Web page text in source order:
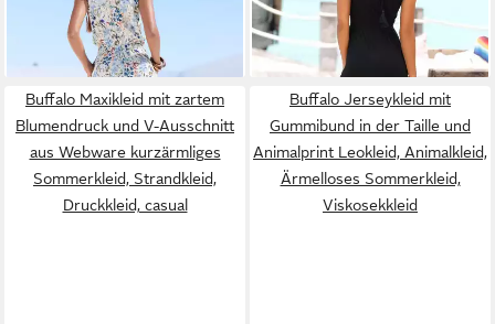
Spaghettikleid, Blumenkleid,
Boho-Kleid aus Viskose
Jerseykleid, Boho-Kleid,
casual-chic
-14%
Buffalo Maxikleid mit zartem
Blumendruck und V-Ausschnitt
aus Webware kurzärmliges
Sommerkleid, Strandkleid,
Druckkleid, casual
Buffalo Jerseykleid mit
Gummibund in der Taille und
Animalprint Leokleid, Animalkleid,
Ärmelloses Sommerkleid,
Viskosekkleid